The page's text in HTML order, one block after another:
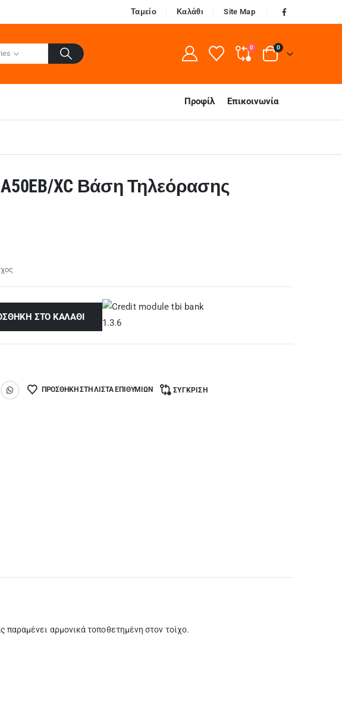
Ταμείο Καλάθι Site Map
0 0
Προφίλ Επικοινωνία
A50EB/XC Βάση Τηλεόρασης
ΣΤΟ ΚΑΛΆΘΙ
ΠΡΟΣΘΉΚΗ ΣΤΗ ΛΊΣΤΑ ΕΠΙΘΥΜΙΏΝ ΣΎΓΚΡΙΣΗ
αρμονικά τοποθετημένη στον τοίχο.